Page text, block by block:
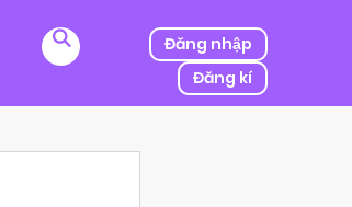
Đăng nhập
Đăng kí
bắt cóc, người được mệnh danh